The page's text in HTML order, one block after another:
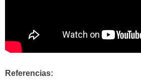
Referencias: